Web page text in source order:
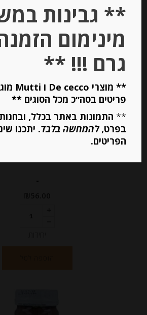
Stock
-
** גבינות
גרם !!! **
פריטים בסה״כ מכל הסוגים **
** התמונות באתר בכלל,
בפרט,להמחשה בלבד. יתכנו
הפריטים.